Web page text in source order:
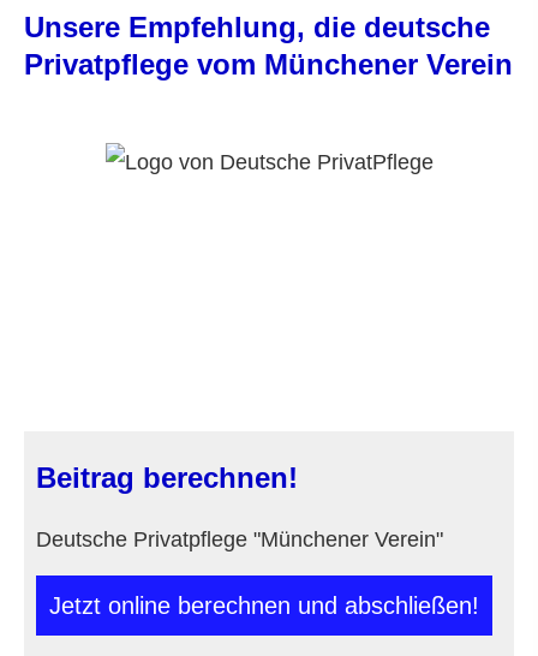
Unsere Empfehlung, die deutsche
Privatpflege vom Münchener Verein
Beitrag berechnen!
Deutsche Privatpflege "Münchener Verein"
Jetzt online berechnen und abschließen!